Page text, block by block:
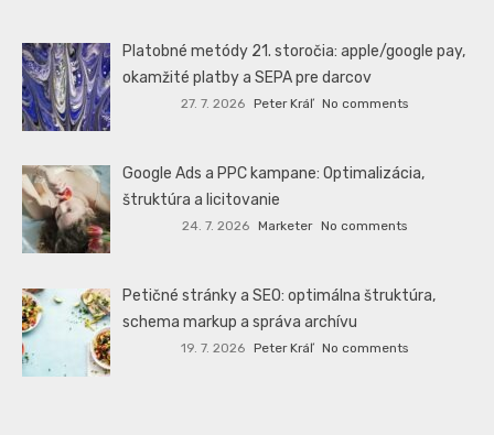
Platobné metódy 21. storočia: apple/google pay,
okamžité platby a SEPA pre darcov
27. 7. 2026 Peter Kráľ No comments
Google Ads a PPC kampane: Optimalizácia,
štruktúra a licitovanie
24. 7. 2026 Marketer No comments
Petičné stránky a SEO: optimálna štruktúra,
schema markup a správa archívu
19. 7. 2026 Peter Kráľ No comments